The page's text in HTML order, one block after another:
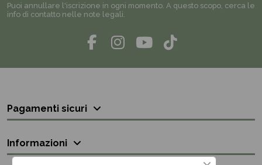
Puoi annullare l'iscrizione in ogni momento. A questo scopo, cerca le
info di contatto nelle note legali.
Pagamenti sicuri
Informazioni